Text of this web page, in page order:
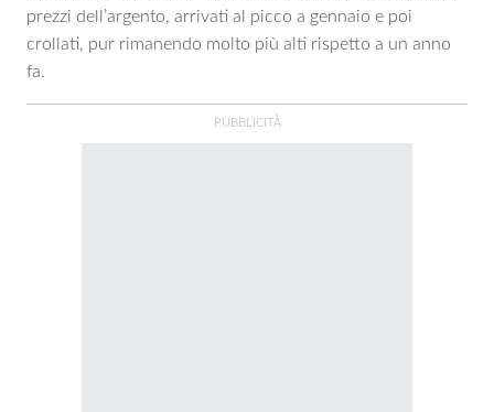
prezzi dell’argento, arrivati al picco a gennaio e poi
crollati, pur rimanendo molto più alti rispetto a un anno
fa.